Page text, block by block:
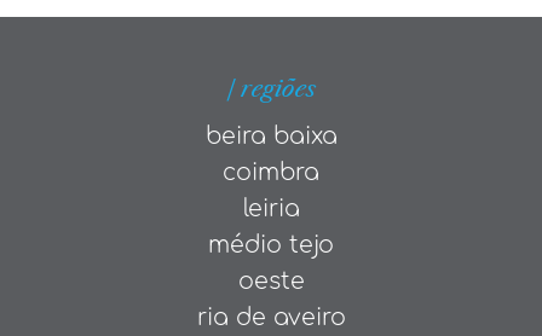
| regiões
beira baixa
coimbra
leiria
médio tejo
oeste
ria de aveiro